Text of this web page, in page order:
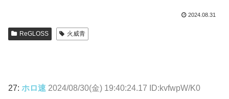
2024.08.31
ReGLOSS 火威青
27: ホロ速 2024/08/30(金) 19:40:24.17 ID:kvfwpW/K0